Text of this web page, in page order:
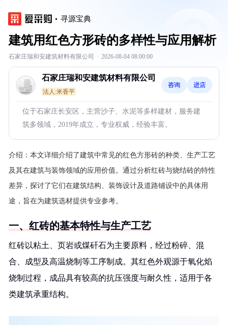
寻源宝典
建筑用红色方形砖的多样性与应用解析
石家庄瑞和安建筑材料有限公司 · 2026-08-04 08:00:00
石家庄瑞和安建筑材料有限公司
法人:米香平
咨询 进店
位于石家庄长安区，主营沙子、水泥等多样建材，服务建
筑多领域，2019年成立，专业权威，经验丰富。
介绍： 本文详细介绍了建筑中常见的红色方形砖的种类、生产工艺
及其在建筑与装饰领域的应用价值。通过分析红砖与烧结砖的特性
差异，探讨了它们在建筑结构、装饰设计及道路铺设中的具体用
途，旨在为建筑选材提供专业参考。
一、红砖的基本特性与生产工艺
红砖以粘土、页岩或煤矸石为主要原料，经过粉碎、混
合、成型及高温烧制等工序制成。其红色外观源于氧化焰
烧制过程，成品具有较高的抗压强度与耐久性，适用于各
类建筑承重结构。